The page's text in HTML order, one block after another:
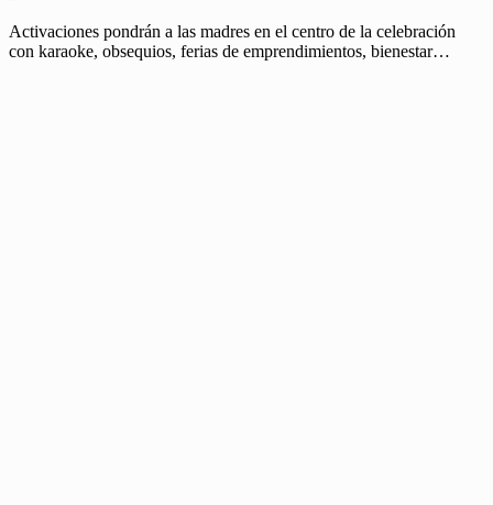
Activaciones pondrán a las madres en el centro de la celebración
con karaoke, obsequios, ferias de emprendimientos, bienestar…